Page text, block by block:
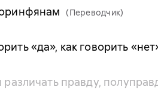
(Переводчик)
«да», как говорить
различать правду,